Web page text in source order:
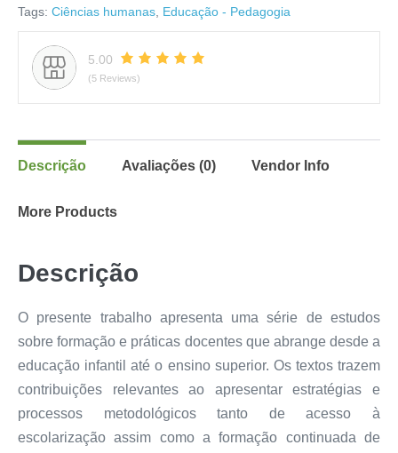
Tags: Ciências humanas, Educação - Pedagogia
5.00
(5 Reviews)
Descrição Avaliações (0) Vendor Info
More Products
Descrição
O presente trabalho apresenta uma série de estudos
sobre formação e práticas docentes que abrange desde a
educação infantil até o ensino superior. Os textos trazem
contribuições relevantes ao apresentar estratégias e
processos metodológicos tanto de acesso à
escolarização assim como a formação continuada de